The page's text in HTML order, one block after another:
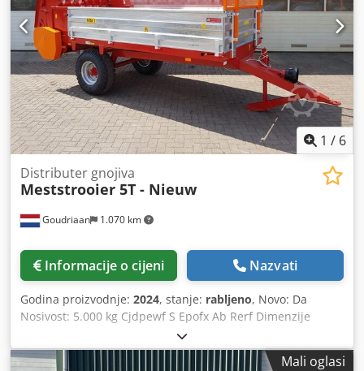
1 / 6
Goudriaan 1.070 km
Distributer gnojiva
Meststrooier 5T - Nieuw
Informacije o cijeni Nazvati
Godina proizvodnje: 2024, stanje: rabljeno, Novo: Da
Nosivost: 5.000 kg Cjdpewf S Epofx Ab Rerf Dimenzije
tovarnog prostora: 375 x 175 x 50 cm Sadržaj prtljažnog
prostora: 3.280 l
Mali oglasi